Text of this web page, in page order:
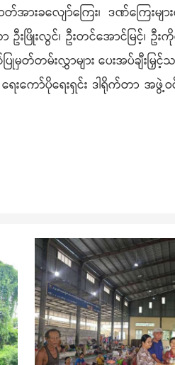
လျော်ကြေး၊ ဒဏ်ကြေးမျာ
းဖြိုးလွင်၊ ဦးတင်အောင်မြင့်၊ ဦ
တ်တမ်းလွှာများ ပေးအပ်ချီးမြှင့်
ော်ပိုရေးရှင်း ဒါရိုက်တာ အဖွဲ့ဝင်